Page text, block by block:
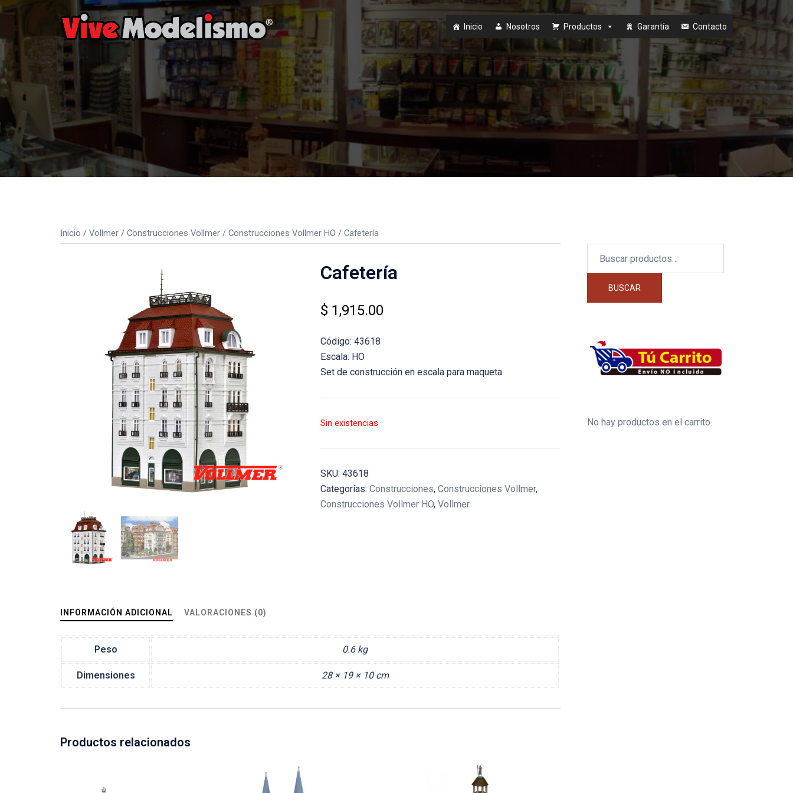
Saltar
contenido
Inicio Nosotros Productos Garantía Contacto
Inicio / Vollmer / Construcciones Vollmer / Construcciones Vollmer HO / Cafetería
Cafetería
$ 1,915.00
Código: 43618
Escala: HO
Set de construcción en escala para maqueta
Sin existencias
SKU: 43618
Categorías: Construcciones, Construcciones Vollmer,
Construcciones Vollmer HO, Vollmer
INFORMACIÓN ADICIONAL VALORACIONES (0)
Peso 0.6 kg
Dimensiones 28 × 19 × 10 cm
Productos relacionados
por:
BUSCAR
No hay productos en el carrito.